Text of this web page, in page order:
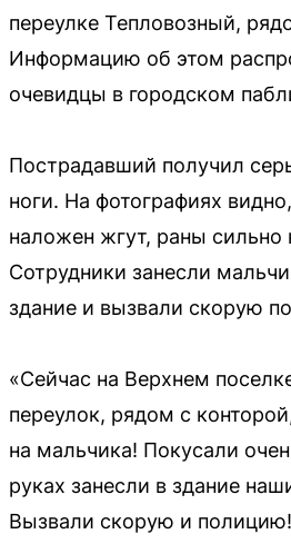
переулке Тепловозный,
Информацию об этом
очевидцы в городском
Пострадавший получил
ноги. На фотографиях
наложен жгут, раны сильно
Сотрудники занесли
здание и вызвали скорую
«Сейчас на Верхнем
переулок, рядом с
на мальчика! Покусали
руках занесли в здание
Вызвали скорую и